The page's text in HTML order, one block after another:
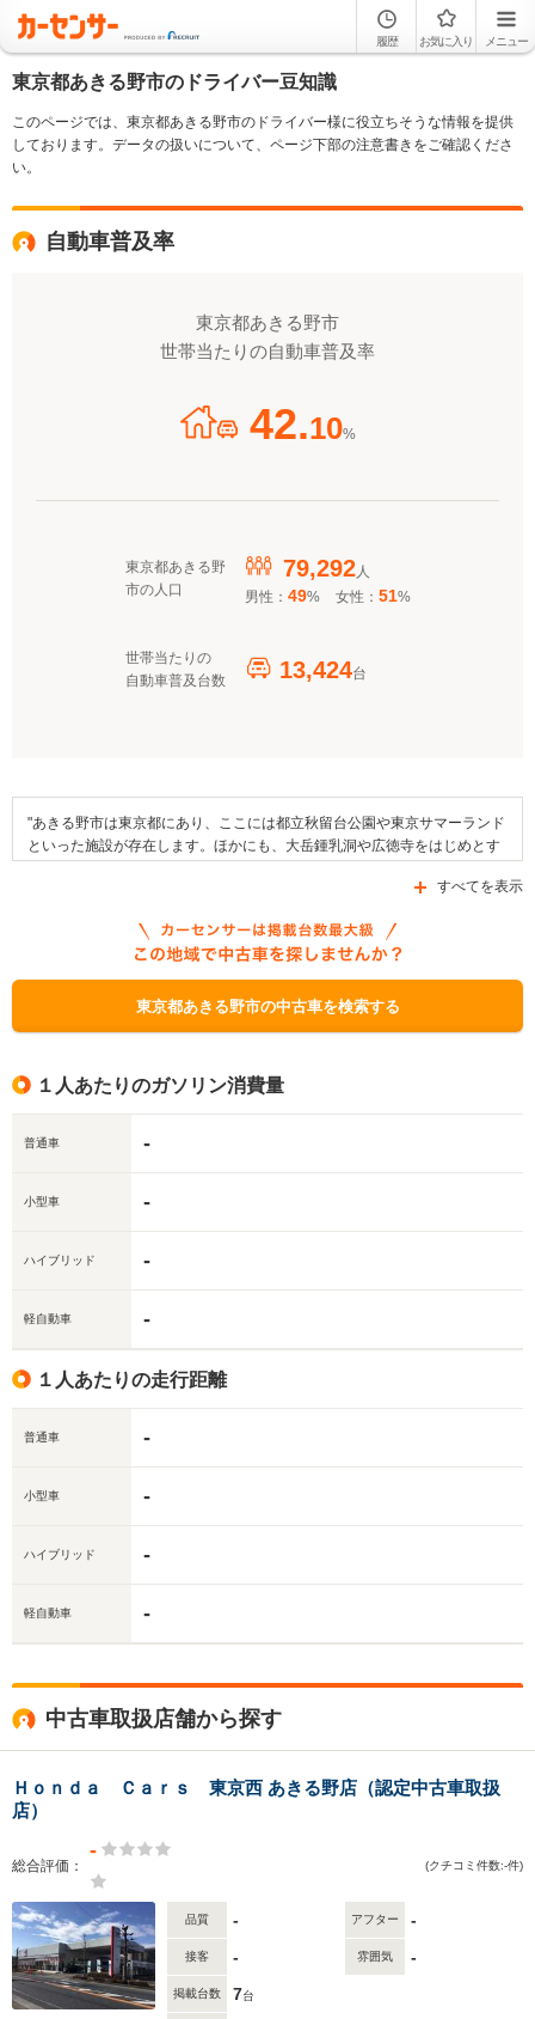
履歴 お気に入り メニュー
東京都あきる野市のドライバー豆知識
このページでは、東京都あきる野市のドライバー様に役立ちそうな情報を提供
しております。データの扱いについて、ページ下部の注意書きをご確認くださ
い。
自動車普及率
東京都あきる野市
世帯当たりの自動車普及率
42.10%
東京都あきる野
市の人口
79,292人
男性： 49% 女性： 51%
世帯当たりの
自動車普及台数
13,424台
"あきる野市は東京都にあり、ここには都立秋留台公園や東京サマーランド
といった施設が存在します。ほかにも、大岳鍾乳洞や広徳寺をはじめとす
しては、あきる野夏まつりや二宮神社秋季例大祭（生姜まつり）、正一位
らぼう菜やおやき、ひのはら漬けなどがあります。交通面では、国道411
号線や都道184号線、都道165号線などの幹線道路を利用することが可能で
あるほか、JR東日本五日市線がエリア内に乗り入れています。なお、あき
る野市では、「圧縮天然ガス自動車導入補助金」や「東京都民営バス事業
すべてを表示
東京都あきる野市の中古車を検索する
１人あたりのガソリン消費量
普通車 -
小型車 -
ハイブリッド -
軽自動車 -
１人あたりの走行距離
普通車 -
小型車 -
ハイブリッド -
軽自動車 -
中古車取扱店舗から探す
Ｈｏｎｄａ Ｃａｒｓ 東京西 あきる野店（認定中古車取扱
店）
総合評価：
-
(クチコミ件数:-件)
品質 - アフター -
接客 - 雰囲気 -
掲載台数 7台